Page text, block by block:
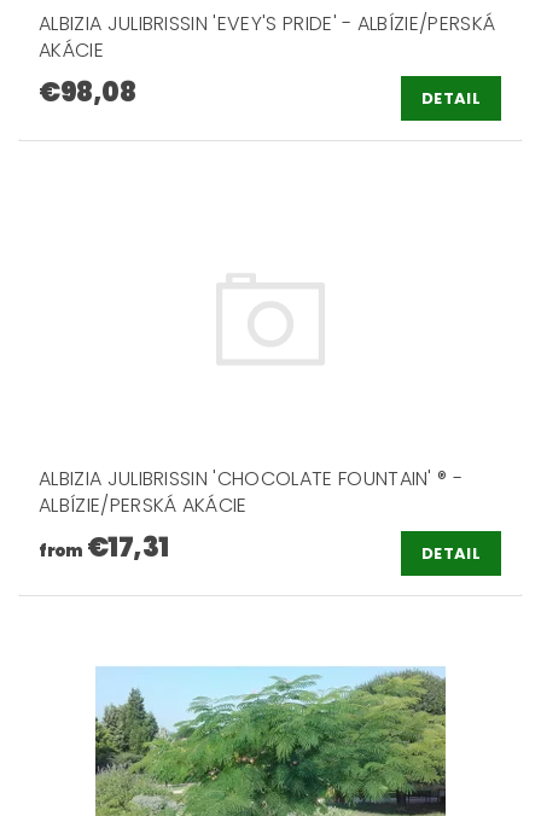
ALBIZIA JULIBRISSIN 'EVEY'S PRIDE' - ALBÍZIE/PERSKÁ
AKÁCIE
€98,08 DETAIL
ALBIZIA JULIBRISSIN 'CHOCOLATE FOUNTAIN' ® -
ALBÍZIE/PERSKÁ AKÁCIE
from €17,31 DETAIL